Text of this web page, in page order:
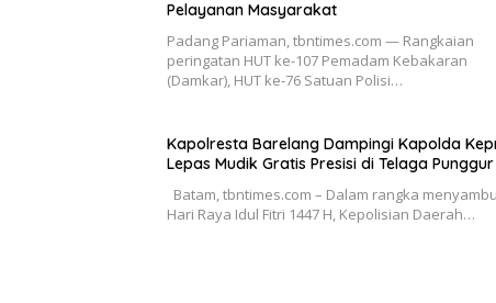
Pelayanan Masyarakat
Padang Pariaman, tbntimes.com — Rangkaian
peringatan HUT ke-107 Pemadam Kebakaran
(Damkar), HUT ke-76 Satuan Polisi…
Kapolresta Barelang Dampingi Kapolda
Lepas Mudik Gratis Presisi di Telaga Punggur
Batam, tbntimes.com – Dalam rangka
Hari Raya Idul Fitri 1447 H, Kepolisian Daerah…